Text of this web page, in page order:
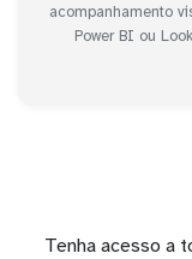
acompanhamento
Power BI ou
Tenha acesso a